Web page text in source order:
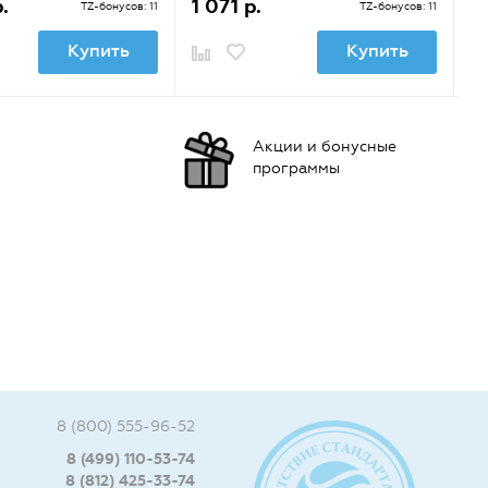
TZ-бонусов: 11
Купить
1 071 р. TZ-бонусов: 11
Купить
Акции и бонусные
программы
8 (800) 555-96-52
8 (499) 110-53-74
8 (812) 425-33-74